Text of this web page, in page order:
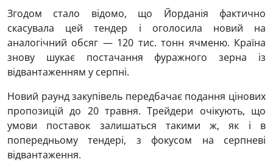
Згодом стало відомо, що Йорданія фактично
скасувала цей тендер і оголосила новий на
аналогічний обсяг — 120 тис. тонн ячменю. Країна
знову шукає постачання фуражного зерна із
відвантаженням у серпні.
Новий раунд закупівель передбачає подання цінових
пропозицій до 20 травня. Трейдери очікують, що
умови поставок залишаться такими ж, як і в
попередньому тендері, з фокусом на серпневі
відвантаження.